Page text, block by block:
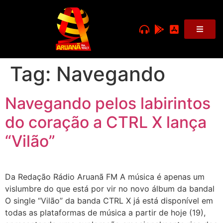
Tag: Navegando
Navegando pelos labirintos
do coração a CTRL X lança
“Vilão”
Da Redação Rádio Aruanã FM A música é apenas um
vislumbre do que está por vir no novo álbum da bandal
O single “Vilão” da banda CTRL X já está disponível em
todas as plataformas de música a partir de hoje (19),